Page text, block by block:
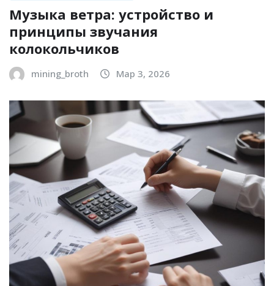
Музыка ветра: устройство и
принципы звучания
колокольчиков
mining_broth Мар 3, 2026